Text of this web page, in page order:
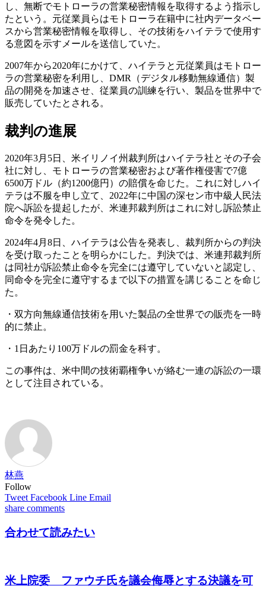
し、無断でモトローラの営業秘密情報を取得するよう指示し
たという。元従業員らはモトローラ在籍中に社内データベー
スから営業秘密情報を取得し、その技術をハイテラで使用す
る意図を示すメールを送信していた。
2007年から2020年にかけて、ハイテラと元従業員はモトロー
ラの営業秘密を利用し、DMR（デジタル移動無線通信）製
品の開発を加速させ、従業員の訓練を行い、製品を世界中で
販売していたとされる。
裁判の進展
2020年3月5日、米イリノイ州裁判所はハイテラ社とその子会
社に対し、モトローラの営業秘密および著作権侵害で7億
6500万ドル（約1200億円）の賠償を命じた。これに対しハイ
テラは不服を申し立て、2022年に中国の深セン市中級人民法
院へ訴訟を提起したが、米連邦裁判所はこれに対し訴訟禁止
命令を発令した。
2024年4月8日、ハイテラは公告を発表し、裁判所からの判決
を受け取ったことを明らかにした。判決では、米連邦裁判所
は同社が訴訟禁止命令を完全には遵守していないと認定し、
同命令を完全に遵守するまで以下の措置を講じることを命じ
た。
・双方向無線通信技術を用いた製品の全世界での販売を一時
的に禁止。
・1日あたり100万ドルの罰金を科す。
この事件は、米中間の技術覇権争いが絡む一連の訴訟の一環
として注目されている。
林燕
Follow
Tweet Facebook Line Email
share comments
合わせて読みたい
米上院委 ファウチ氏を議会侮辱とする決議を可